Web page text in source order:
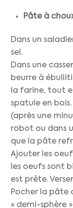
Pâte à
Dans un
sel.
Dans une
beurre à
la farine, tout
spatule en
(après une
robot ou dans
que la pâte
Ajouter les
les oeufs sont
est prête.
Pocher la pâte
« demi-sphère